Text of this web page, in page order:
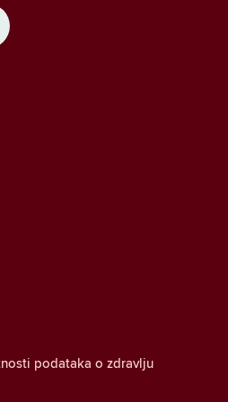
podataka o zdravlju